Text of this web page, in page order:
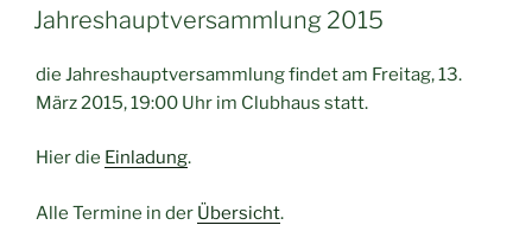
AM
Jahreshauptversammlung 2015
die Jahreshauptversammlung findet am Freitag, 13.
März 2015, 19:00 Uhr im Clubhaus statt.
Hier die Einladung.
Alle Termine in der Übersicht.